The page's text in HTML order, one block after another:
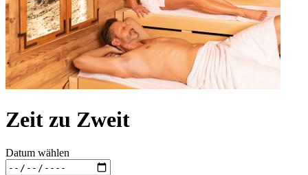
Zeit zu Zweit
Datum wählen